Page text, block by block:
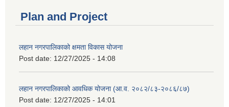
Plan and Project
लहान नगरपालिकाको क्षमता विकास योजना
Post date: 12/27/2025 - 14:08
लहान नगरपालिकाको आवधिक योजना (आ.व. २०८२/८३-२०८६/८७)
Post date: 12/27/2025 - 14:01